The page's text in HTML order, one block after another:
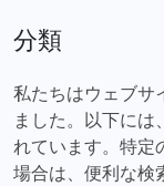
分類
私たちはウェブサ
ました。以下には
れています。特定
場合は、便利な検